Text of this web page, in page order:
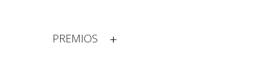
PREMIOS